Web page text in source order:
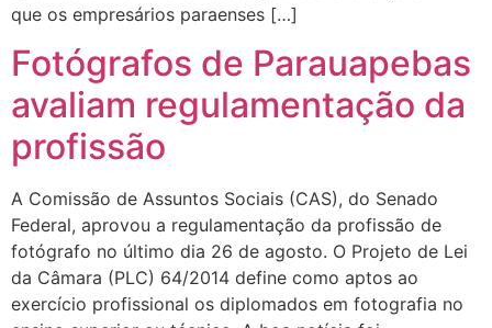
que os empresários paraenses […]
Fotógrafos de Parauapebas
avaliam regulamentação da
profissão
A Comissão de Assuntos Sociais (CAS), do Senado
Federal, aprovou a regulamentação da profissão de
fotógrafo no último dia 26 de agosto. O Projeto de Lei
da Câmara (PLC) 64/2014 define como aptos ao
exercício profissional os diplomados em fotografia no